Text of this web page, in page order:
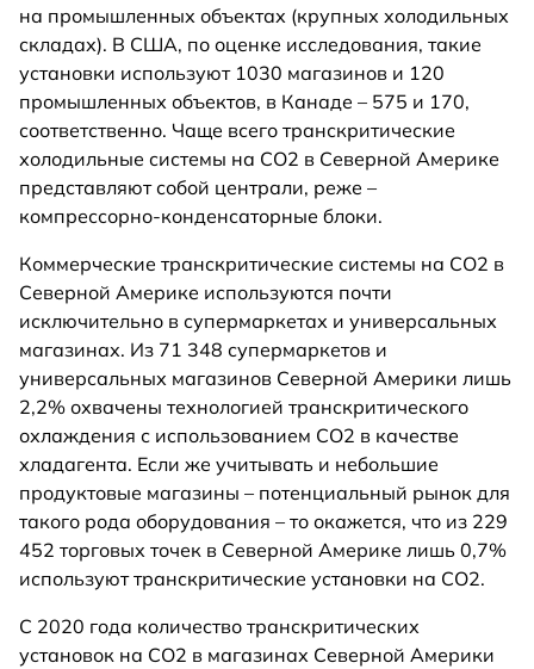
на промышленных объектах (крупных холодильных
складах). В США, по оценке исследования, такие
установки используют 1030 магазинов и 120
промышленных объектов, в Канаде – 575 и 170,
соответственно. Чаще всего транскритические
холодильные системы на CO2 в Северной Америке
представляют собой централи, реже –
компрессорно-конденсаторные блоки.
Коммерческие транскритические системы на CO2 в
Северной Америке используются почти
исключительно в супермаркетах и универсальных
магазинах. Из 71 348 супермаркетов и
универсальных магазинов Северной Америки лишь
2,2% охвачены технологией транскритического
охлаждения с использованием CO2 в качестве
хладагента. Если же учитывать и небольшие
продуктовые магазины – потенциальный рынок для
такого рода оборудования – то окажется, что из 229
452 торговых точек в Северной Америке лишь 0,7%
используют транскритические установки на CO2.
С 2020 года количество транскритических
установок на CO2 в магазинах Северной Америки